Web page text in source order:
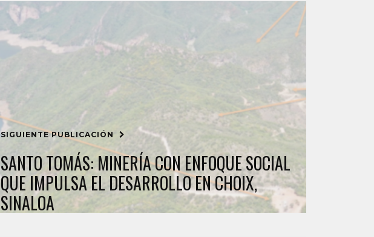
SIGUIENTE PUBLICACIÓN
SANTO TOMÁS: MINERÍA CON ENFOQUE SOCIAL
QUE IMPULSA EL DESARROLLO EN CHOIX,
SINALOA